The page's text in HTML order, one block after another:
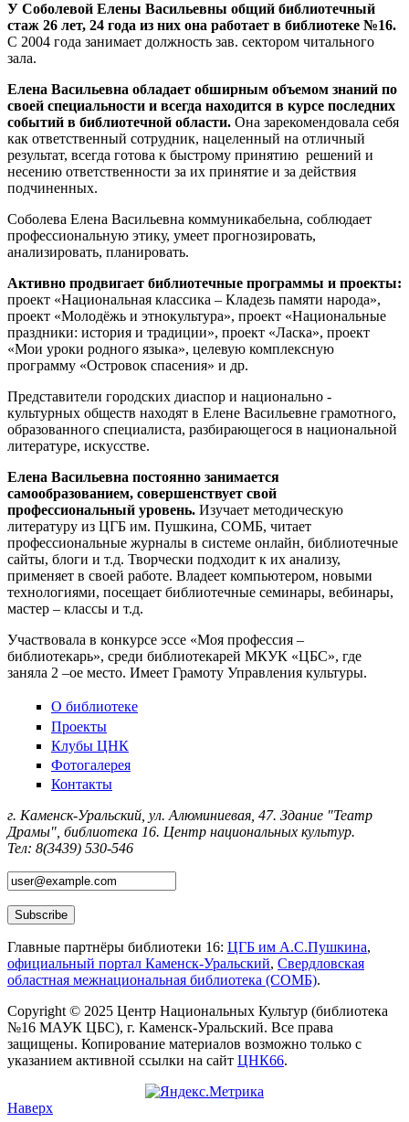
У Соболевой Елены Васильевны общий библиотечный
стаж 26 лет, 24 года из них она работает в библиотеке №16.
С 2004 года занимает должность зав. сектором читального
зала.
Елена Васильевна обладает обширным объемом знаний по
своей специальности и всегда находится в курсе последних
событий в библиотечной области. Она зарекомендовала себя
как ответственный сотрудник, нацеленный на отличный
результат, всегда готова к быстрому принятию решений и
несению ответственности за их принятие и за действия
подчиненных.
Соболева Елена Васильевна коммуникабельна, соблюдает
профессиональную этику, умеет прогнозировать,
анализировать, планировать.
Активно продвигает библиотечные программы и проекты:
проект «Национальная классика – Кладезь памяти народа»,
проект «Молодёжь и этнокультура», проект «Национальные
праздники: история и традиции», проект «Ласка», проект
«Мои уроки родного языка», целевую комплексную
программу «Островок спасения» и др.
Представители городских диаспор и национально -
культурных обществ находят в Елене Васильевне грамотного,
образованного специалиста, разбирающегося в национальной
литературе, искусстве.
Елена Васильевна постоянно занимается
самообразованием, совершенствует свой
профессиональный уровень. Изучает методическую
литературу из ЦГБ им. Пушкина, СОМБ, читает
профессиональные журналы в системе онлайн, библиотечные
сайты, блоги и т.д. Творчески подходит к их анализу,
применяет в своей работе. Владеет компьютером, новыми
технологиями, посещает библиотечные семинары, вебинары,
мастер – классы и т.д.
Участвовала в конкурсе эссе «Моя профессия –
библиотекарь», среди библиотекарей МКУК «ЦБС», где
заняла 2 –ое место. Имеет Грамоту Управления культуры.
О библиотеке
Проекты
Клубы ЦНК
Фотогалерея
Контакты
г. Каменск-Уральский, ул. Алюминиевая, 47. Здание "Театр
Драмы", библиотека 16. Центр национальных культур.
Тел: 8(3439) 530-546
Главные партнёры библиотеки 16: ЦГБ им А.С.Пушкина,
официальный портал Каменск-Уральский, Свердловская
областная межнациональная библиотека (СОМБ).
Copyright © 2025 Центр Национальных Культур (библиотека
№16 МАУК ЦБС), г. Каменск-Уральский. Все права
защищены. Копирование материалов возможно только с
указанием активной ссылки на сайт ЦНК66.
Наверх